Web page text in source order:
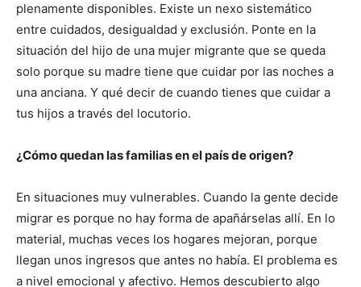
plenamente disponibles. Existe un nexo sistemático
entre cuidados, desigualdad y exclusión. Ponte en la
situación del hijo de una mujer migrante que se queda
solo porque su madre tiene que cuidar por las noches a
una anciana. Y qué decir de cuando tienes que cuidar a
tus hijos a través del locutorio.
¿Cómo quedan las familias en el país de origen?
En situaciones muy vulnerables. Cuando la gente decide
migrar es porque no hay forma de apañárselas allí. En lo
material, muchas veces los hogares mejoran, porque
llegan unos ingresos que antes no había. El problema es
a nivel emocional y afectivo. Hemos descubierto algo